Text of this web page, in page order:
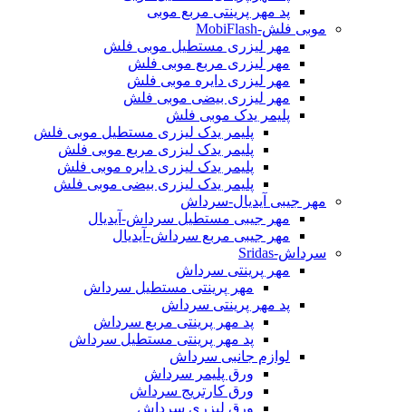
پد مهر پرینتی مربع موبی
موبی فلش-MobiFlash
مهر لیزری مستطیل موبی فلش
مهر لیزری مربع موبی فلش
مهر لیزری دایره موبی فلش
مهر لیزری بیضی موبی فلش
پلیمر یدک موبی فلش
پلیمر یدک لیزری مستطیل موبی فلش
پلیمر یدک لیزری مربع موبی فلش
پلیمر یدک لیزری دایره موبی فلش
پلیمر یدک لیزری بیضی موبی فلش
مهر جیبی آیدیال-سرداش
مهر جیبی مستطیل سرداش-آیدیال
مهر جیبی مربع سرداش-آیدیال
سرداش-Sridas
مهر پرینتی سرداش
مهر پرینتی مستطیل سرداش
پد مهر پرینتی سرداش
پد مهر پرینتی مربع سرداش
پد مهر پرینتی مستطیل سرداش
لوازم جانبی سرداش
ورق پلیمر سرداش
ورق کارتریج سرداش
ورق لیزری سرداش